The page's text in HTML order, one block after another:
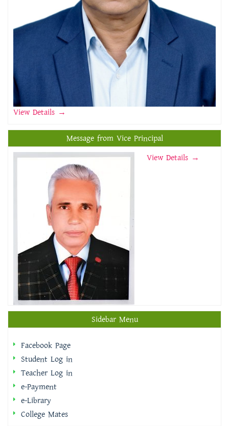
View Details →
Message from Vice Principal
View Details →
Sidebar Menu
Facebook Page
Student Log in
Teacher Log in
e-Payment
e-Library
College Mates